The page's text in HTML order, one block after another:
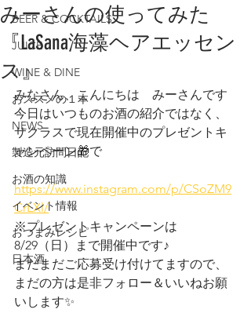
BEER & COCKTAILS
JUICE
WINE & DINE
おススメの１本
NEWS
製造元訪問日記
お酒の知識
イベント情報
おつまみレシピ
日本酒
みーさんの使ってみた
『LaSana海藻ヘアエッセン
ス』
みなさん、こんにちは　みーさんです
今日はいつものお酒の紹介ではなく、
サクラスで現在開催中のプレゼントキ
ャンペーン🎁で
https://www.instagram.com/p/CSoZM9
CrLXl/
※プレゼントキャンペーンは
8/29（日）まで開催中です♪
まだまだご応募受け付けてますので、
まだの方は是非フォロー＆いいねお願
いします✨